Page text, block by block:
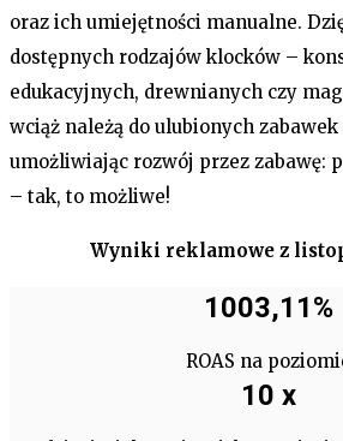
oraz ich umiejętności manualne.
dostępnych rodzajów klocków –
edukacyjnych, drewnianych czy
wciąż należą do ulubionych
umożliwiając rozwój przez zabawę:
– tak, to możliwe!
Wyniki reklamowe z
1003,11%
ROAS na
10 x